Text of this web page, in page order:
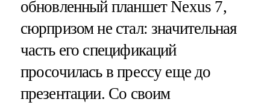
обновленный планшет Nexus 7,
сюрпризом не стал: значительная
часть его спецификаций
просочилась в прессу еще до
презентации. Со своим